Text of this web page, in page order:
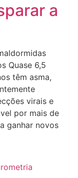
a
Quase 6,5
têm asma,
virais e
por mais de
ganhar novos